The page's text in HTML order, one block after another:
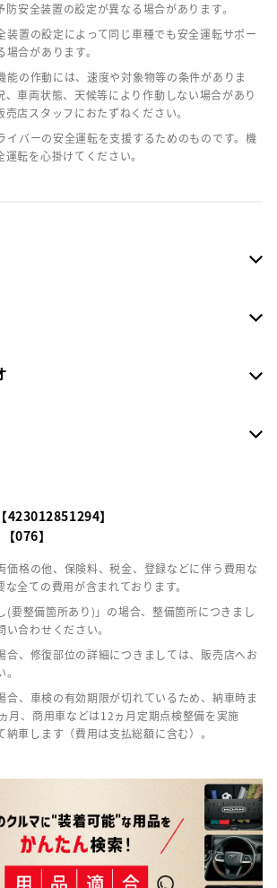
安全装置の設定が異なる場合があります。
置の設定によって同じ車種でも安全運転サポー
合があります。
の作動には、速度や対象物等の条件がありま
、車両状態、天候等により作動しない場合があり
売店スタッフにおたずねください。
バーの安全運転を支援するためのものです。機
転を心掛けてください。
423012851294】
076】
格の他、保険料、税金、登録などに伴う費用な
全ての費用が含まれております。
(要整備箇所あり)」の場合、整備箇所につきまし
合わせください。
、修復部位の詳細につきましては、販売店へお
、車検の有効期限が切れているため、納車時ま
月、商用車などは12ヵ月定期点検整備を実施
納車します（費用は支払総額に含む）。